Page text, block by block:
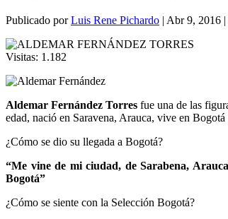
Publicado porLuis Rene Pichardo | Abr 9, 2016 |
Visitas: 1.182
Aldemar Fernández Torres fue una de las
edad, nació en Saravena, Arauca, vive en
¿Cómo se dio su llegada a Bogotá?
“Me vine de mi ciudad, de Sarabena,
Bogotá”
¿Cómo se siente con la Selección Bogotá?